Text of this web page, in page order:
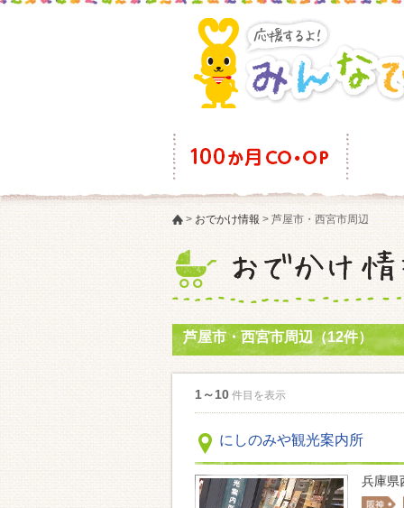
> おでかけ情報 >芦屋市・西宮市周辺
芦屋市・西宮市周辺（12件）
1～10 件目を表示
にしのみや観光案内所
兵庫県